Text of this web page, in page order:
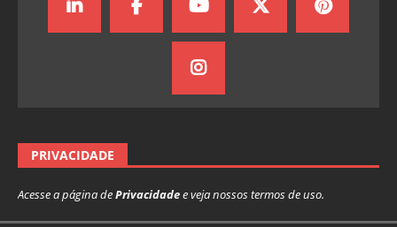
PRIVACIDADE
Acesse a página dePrivacidadee veja nossos termos de uso.